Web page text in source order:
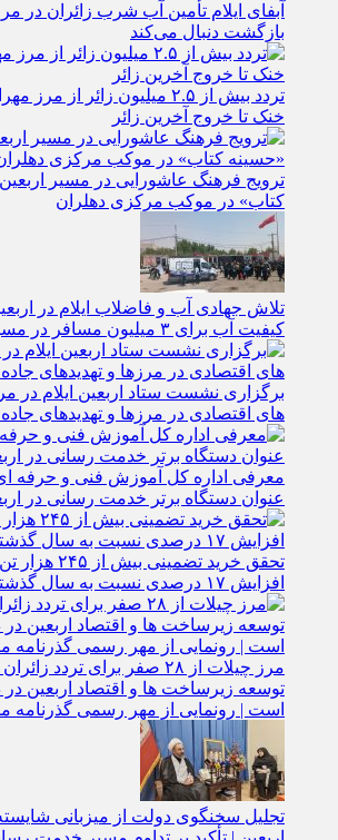
آبفای ایلام تأمین آب شرب زائران در مرز
بازگشت دنبال می‌کند
تردد بیش از ۲.۵ میلیون زائر از
خنک تا خروج آخرین زائر
ترویج فرهنگ عاشورایی در مسیر اربعین
کتاب» در موکب مرکزی دهلران
کیفیت آب برای ۳ میلیون مسافر در مسیر مهران
برگزاری نشست ستاد اربعین ایلام در
های اقتصادی در مرزها و تهدیدهای
معرفی اداره کل آموزش فنی و حرفه‌ ای
عنوان دستگاه برتر خدمت‌ رسانی در
تحقق خرید تضمینی
افزایش ۱۷ درصدی نسبت به سال گذشته
مرز چیلات از ۲۸ صفر برای
توسعه زیرساخت‌ ها و اقتصاد اربعین
است | رونمایی از مهر رسمی گذرنامه